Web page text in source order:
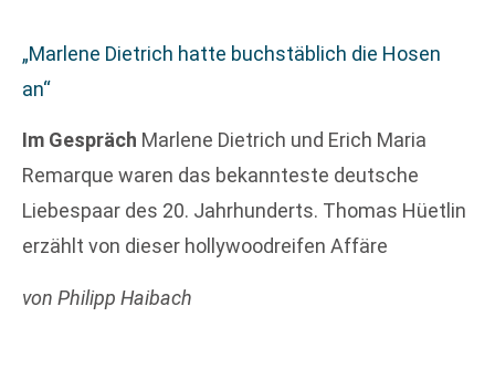
„Marlene Dietrich hatte buchstäblich die Hosen
an“
Im Gespräch Marlene Dietrich und Erich Maria
Remarque waren das bekannteste deutsche
Liebespaar des 20. Jahrhunderts. Thomas Hüetlin
erzählt von dieser hollywoodreifen Affäre
von Philipp Haibach